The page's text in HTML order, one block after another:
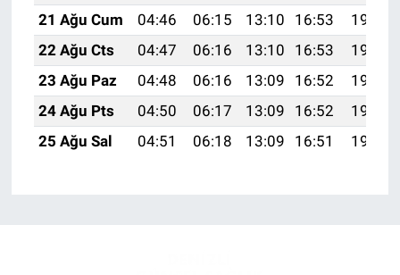
21 Ağu Cum
04:46 06:15 13:10 16:53
19:55
22 Ağu Cts
04:47 06:16 13:10 16:53
19:54
23 Ağu Paz
04:48 06:16 13:09 16:52
19:52
24 Ağu Pts
04:50 06:17 13:09 16:52
19:51
25 Ağu Sal
04:51 06:18 13:09 16:51 19:50